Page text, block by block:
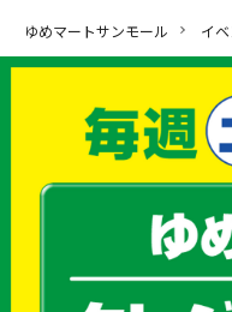
ゆめマートサンモール イ